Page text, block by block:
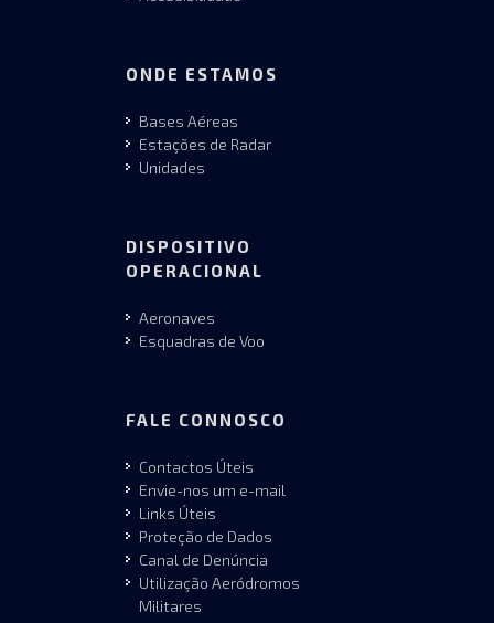
ONDE ESTAMOS
Bases Aéreas
Estações de Radar
Unidades
DISPOSITIVO
OPERACIONAL
Aeronaves
Esquadras de Voo
FALE CONNOSCO
Contactos Úteis
Envie-nos um e-mail
Links Úteis
Proteção de Dados
Canal de Denúncia
Utilização Aeródromos
Militares